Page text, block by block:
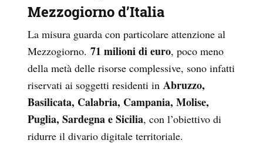
Mezzogiorno d’Italia
La misura guarda con particolare attenzione al
Mezzogiorno. 71 milioni di euro, poco meno
della metà delle risorse complessive, sono infatti
riservati ai soggetti residenti in Abruzzo,
Basilicata, Calabria, Campania, Molise,
Puglia, Sardegna e Sicilia, con l’obiettivo di
ridurre il divario digitale territoriale.